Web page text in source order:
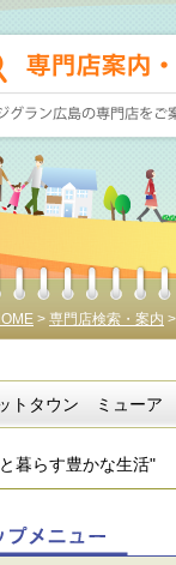
> 専門店検索・案内
トタウン ミューア
暮らす豊かな生活"